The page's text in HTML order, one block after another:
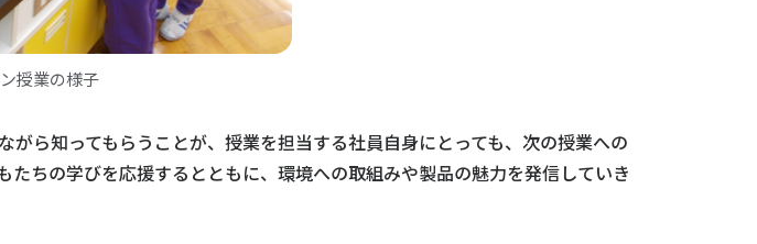
授業の様子
ら知ってもらうことが、授業を担当する社員自身にとっても、次の授業への
ちの学びを応援するとともに、環境への取組みや製品の魅力を発信していき